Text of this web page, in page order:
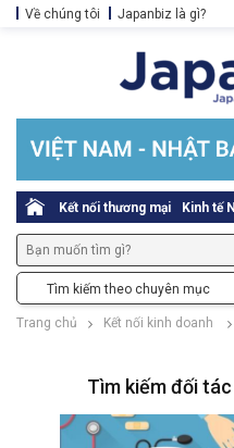
Về chúng tôi Japanbiz là gì?
Kết nối thương mại Kinh tế
Tìm kiếm theo chuyên mục
Trang chủ Kết nối kinh doanh
Tìm kiếm đối